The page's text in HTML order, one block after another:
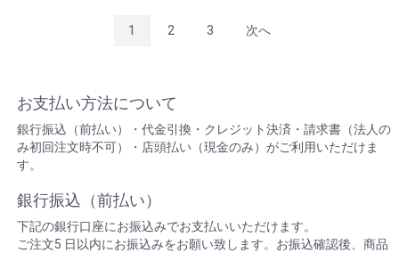
1 2 3 次へ
お支払い方法について
銀行振込（前払い）・代金引換・クレジット決済・請求書（法人の
み初回注文時不可）・店頭払い（現金のみ）がご利用いただけま
す。
銀行振込（前払い）
下記の銀行口座にお振込みでお支払いいただけます。
ご注文5 日以内にお振込みをお願い致します。お振込確認後、商品